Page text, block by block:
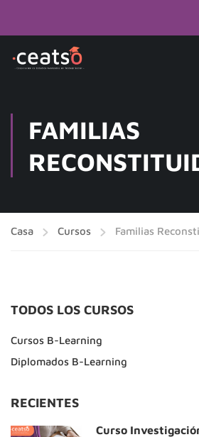
FAMILIAS
Casa Cursos Familias
TODOS LOS CURSOS
Cursos B-Learning
Diplomados B-Learning
RECIENTES
Curso